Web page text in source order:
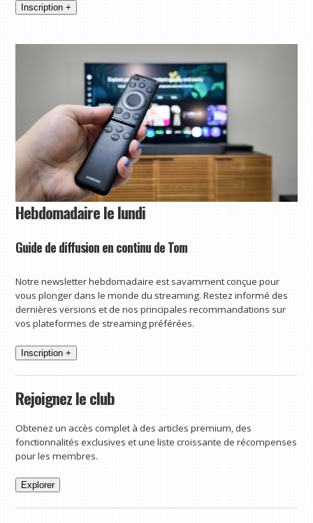
Inscription +
Hebdomadaire le lundi
Guide de diffusion en continu de Tom
Notre newsletter hebdomadaire est savamment conçue pour
vous plonger dans le monde du streaming. Restez informé des
dernières versions et de nos principales recommandations sur
vos plateformes de streaming préférées.
Inscription +
Rejoignez le club
Obtenez un accès complet à des articles premium, des
fonctionnalités exclusives et une liste croissante de récompenses
pour les membres.
Explorer